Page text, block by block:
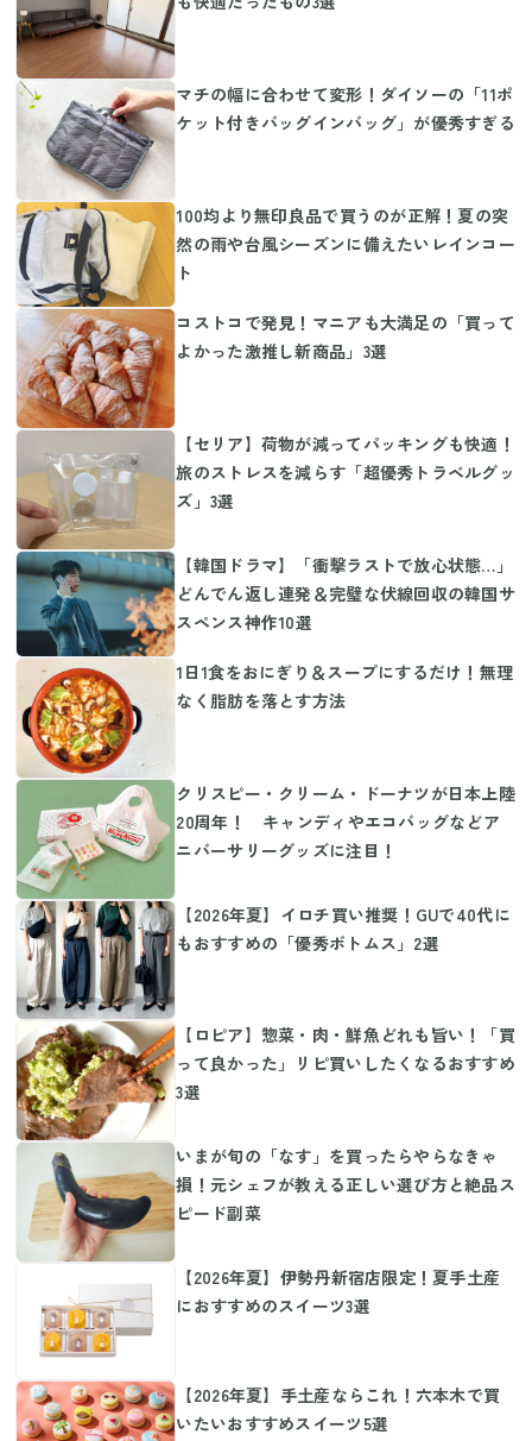
マチの幅に合わせて変形！ダイソーの「11ポ
ケット付きバッグインバッグ」が優秀すぎる
100均より無印良品で買うのが正解！夏の突
然の雨や台風シーズンに備えたいレインコー
ト
コストコで発見！マニアも大満足の「買って
よかった激推し新商品」3選
【セリア】荷物が減ってパッキングも快適！
旅のストレスを減らす「超優秀トラベルグッ
ズ」3選
【韓国ドラマ】「衝撃ラストで放心状態…」
どんでん返し連発＆完璧な伏線回収の韓国サ
スペンス神作10選
1日1食をおにぎり＆スープにするだけ！無理
なく脂肪を落とす方法
クリスピー・クリーム・ドーナツが日本上陸
20周年！ キャンディやエコバッグなどア
ニバーサリーグッズに注目！
【2026年夏】イロチ買い推奨！GUで40代に
もおすすめの「優秀ボトムス」2選
【ロピア】惣菜・肉・鮮魚どれも旨い！「買
って良かった」リピ買いしたくなるおすすめ
3選
いまが旬の「なす」を買ったらやらなきゃ
損！元シェフが教える正しい選び方と絶品ス
ピード副菜
【2026年夏】伊勢丹新宿店限定！夏手土産
におすすめのスイーツ3選
【2026年夏】手土産ならこれ！六本木で買
いたいおすすめスイーツ5選